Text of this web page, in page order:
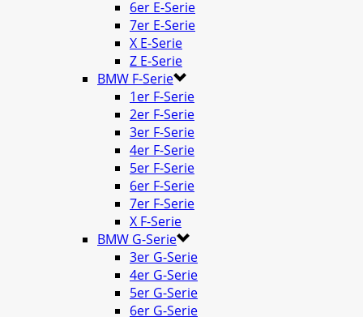
6er E-Serie
7er E-Serie
X E-Serie
Z E-Serie
BMW F-Serie
1er F-Serie
2er F-Serie
3er F-Serie
4er F-Serie
5er F-Serie
6er F-Serie
7er F-Serie
X F-Serie
BMW G-Serie
3er G-Serie
4er G-Serie
5er G-Serie
6er G-Serie